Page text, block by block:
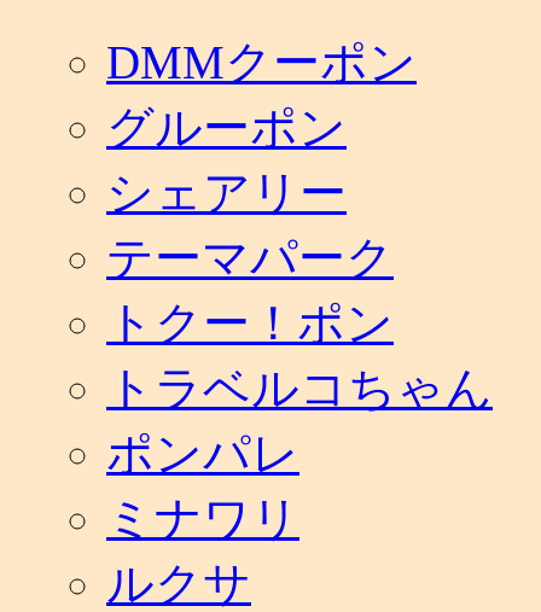
DMMクーポン
グルーポン
シェアリー
テーマパーク
トクー！ポン
トラベルコちゃん
ポンパレ
ミナワリ
ルクサ